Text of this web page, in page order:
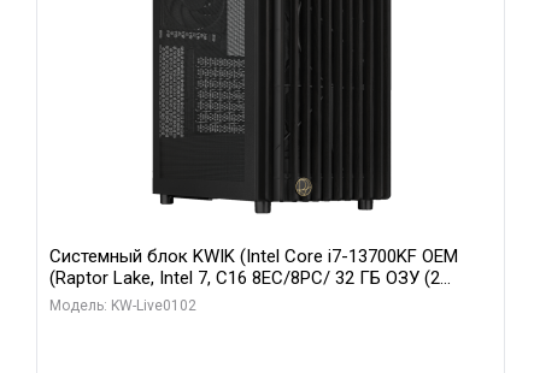
Системный блок KWIK (Intel Core i7-13700KF OEM
(Raptor Lake, Intel 7, C16 8EC/8PC/ 32 ГБ ОЗУ (2
модуля)/ Afox RTX4090 24GB GDDR6X 384-Bit 3xDP
Модель: KW-Live0102